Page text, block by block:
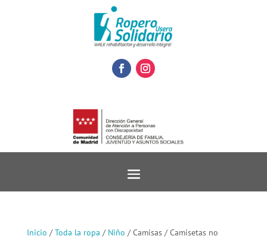
Inicio /Toda la ropa / Niño / Camisas / Camisetas no